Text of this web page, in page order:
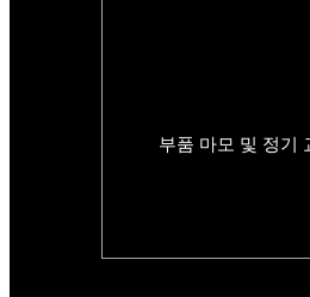
부품 마모 및 정기